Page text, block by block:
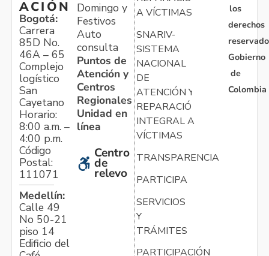
ACIÓN
Bogotá:
Carrera
85D No.
46A – 65
Complejo
logístico
San
Cayetano
Horario:
8:00 a.m. –
4:00 p.m.
Código
Postal:
111071
Medellín:
Calle 49
No 50-21
piso 14
Edificio del
Domingo y
Festivos
Auto
consulta
Puntos de
Atención y
Centros
Regionales
Unidad en
línea
Centro
de
relevo
A VÍCTIMAS
SNARIV-
SISTEMA
NACIONAL
DE
ATENCIÓN Y
REPARACIÓN
INTEGRAL A
VÍCTIMAS
TRANSPARENCIA
PARTICIPA
SERVICIOS
Y
TRÁMITES
PARTICIPACIÓN
los
derechos
Gobierno
de
Colombia